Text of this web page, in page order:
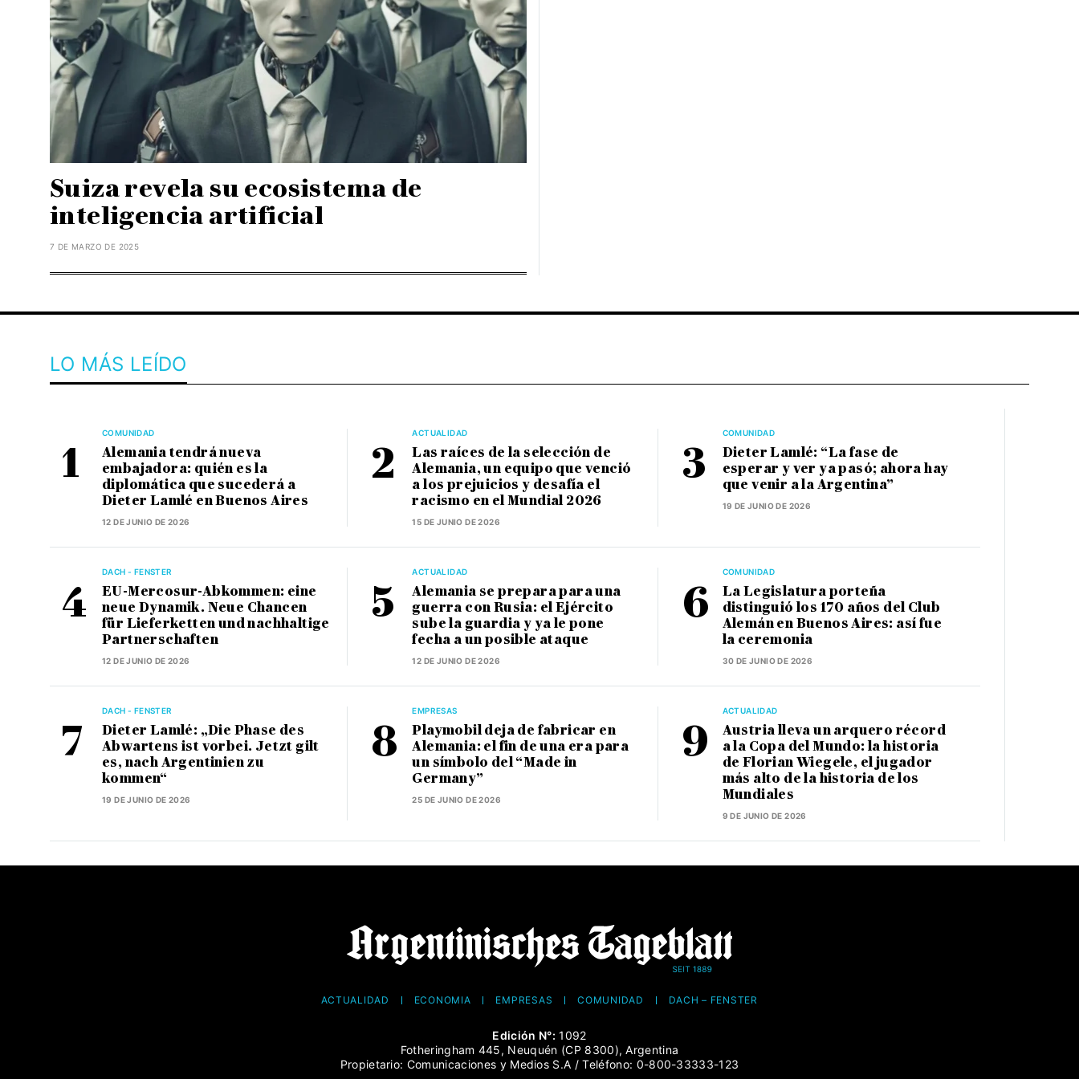
Suiza revela su ecosistema de
inteligencia artificial
7 DE MARZO DE 2025
LO MÁS LEÍDO
COMUNIDAD
Alemania tendrá nueva
embajadora: quién es la
diplomática que sucederá a
Dieter Lamlé en Buenos Aires
12 DE JUNIO DE 2026
ACTUALIDAD
Las raíces de la selección de
Alemania, un equipo que venció
a los prejuicios y desafía el
racismo en el Mundial 2026
15 DE JUNIO DE 2026
COMUNIDAD
Dieter Lamlé: “La fase de
esperar y ver ya pasó; ahora hay
que venir a la Argentina”
19 DE JUNIO DE 2026
DACH - FENSTER
EU-Mercosur-Abkommen: eine
neue Dynamik. Neue Chancen
für Lieferketten und nachhaltige
Partnerschaften
12 DE JUNIO DE 2026
ACTUALIDAD
Alemania se prepara para una
guerra con Rusia: el Ejército
sube la guardia y ya le pone
fecha a un posible ataque
12 DE JUNIO DE 2026
COMUNIDAD
La Legislatura porteña
distinguió los 170 años del Club
Alemán en Buenos Aires: así fue
la ceremonia
30 DE JUNIO DE 2026
DACH - FENSTER
Dieter Lamlé: „Die Phase des
Abwartens ist vorbei. Jetzt gilt
es, nach Argentinien zu
kommen“
19 DE JUNIO DE 2026
EMPRESAS
Playmobil deja de fabricar en
Alemania: el fin de una era para
un símbolo del “Made in
Germany”
25 DE JUNIO DE 2026
ACTUALIDAD
Austria lleva un arquero récord
a la Copa del Mundo: la historia
de Florian Wiegele, el jugador
más alto de la historia de los
Mundiales
9 DE JUNIO DE 2026
ACTUALIDAD ECONOMÍA EMPRESAS COMUNIDAD DACH – FENSTER
Edición N°: 1092
Fotheringham 445, Neuquén (CP 8300), Argentina
Propietario: Comunicaciones y Medios S.A / Teléfono: 0-800-33333-123